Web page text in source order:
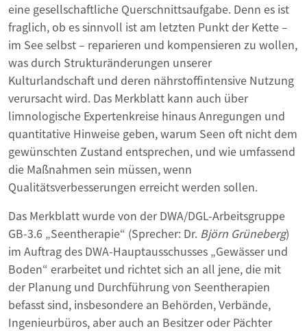
eine gesellschaftliche Querschnittsaufgabe. Denn es ist
fraglich, ob es sinnvoll ist am letzten Punkt der Kette –
im See selbst – reparieren und kompensieren zu wollen,
was durch Strukturänderungen unserer
Kulturlandschaft und deren nährstoffintensive Nutzung
verursacht wird. Das Merkblatt kann auch über
limnologische Expertenkreise hinaus Anregungen und
quantitative Hinweise geben, warum Seen oft nicht dem
gewünschten Zustand entsprechen, und wie umfassend
die Maßnahmen sein müssen, wenn
Qualitätsverbesserungen erreicht werden sollen.
Das Merkblatt wurde von der DWA/DGL-Arbeitsgruppe
GB-3.6 „Seentherapie“ (Sprecher: Dr. Björn Grüneberg)
im Auftrag des DWA-Hauptausschusses „Gewässer und
Boden“ erarbeitet und richtet sich an all jene, die mit
der Planung und Durchführung von Seentherapien
befasst sind, insbesondere an Behörden, Verbände,
Ingenieurbüros, aber auch an Besitzer oder Pächter